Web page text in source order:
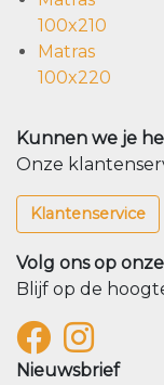
100x210
Matras
100x220
Kunnen we je
Onze
Klantenservice
Volg ons op
Blijf op de
Nieuwsbrief